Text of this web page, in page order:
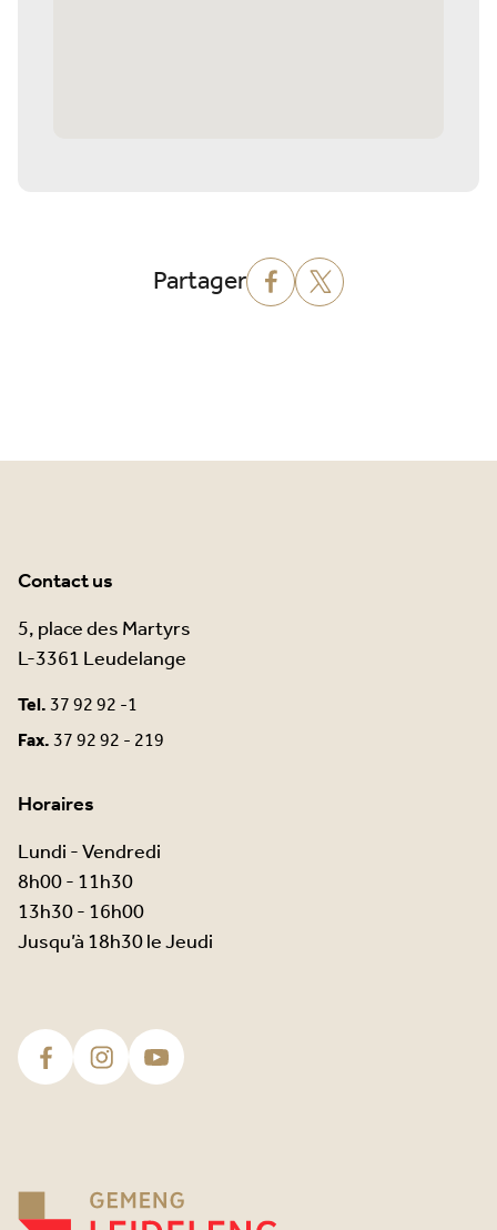
Partager
Contact us
5, place des Martyrs
L-3361 Leudelange
Tel.37 92 92 -1
Fax.37 92 92 - 219
Horaires
Lundi - Vendredi
8h00 - 11h30
13h30 - 16h00
Jusqu’à 18h30 le Jeudi